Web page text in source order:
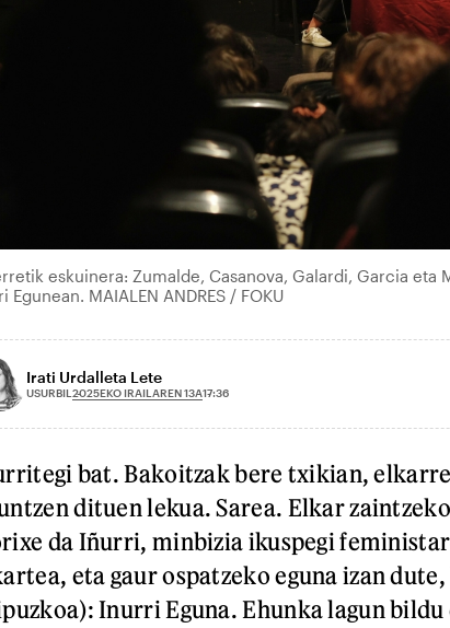
eskuinera: Zumalde, Casanova, Galardi, Garcia eta
Egunean. MAIALEN ANDRES / FOKU
Irati Urdalleta Lete
USURBIL 2025EKO IRAILAREN 13A17:36
bat. Bakoitzak bere txikian,
dituen lekua. Sarea. Elkar
da Iñurri, minbizia ikuspegi
eta gaur ospatzeko eguna izan
Inurri Eguna. Ehunka lagun